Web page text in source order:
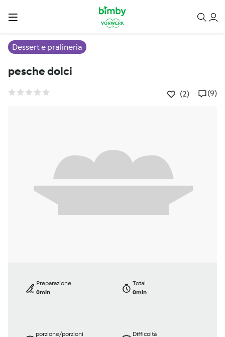
Dessert e pralineria
pesche dolci
(2) (9)
Preparazione
0min
Total
0min
porzione/porzioni
Difficoltà